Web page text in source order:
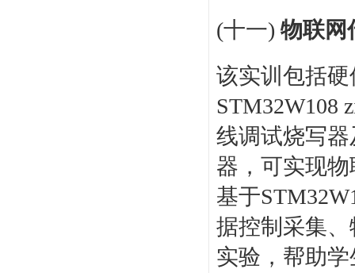
(十一) 物联网
该实训包括
STM32W108
线调试烧写
器，可实现
基于
据控制采集
实验，帮助